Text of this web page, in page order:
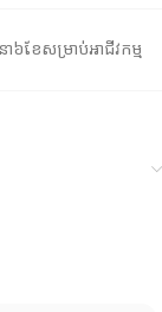
ា៦ខែសម្រាប់អាជីវកម្ម